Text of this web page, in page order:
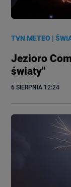
TVN METEO |
Jezioro
światy"
6 SIERPNIA 12:24